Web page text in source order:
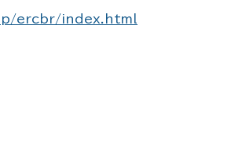
ercbr/index.html